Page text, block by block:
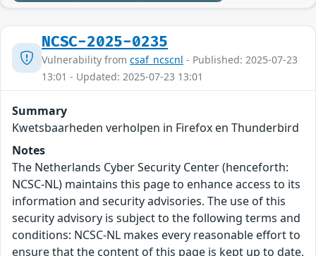
NCSC-2025-0235
Vulnerability from csaf_ncscnl - Published: 2025-07-23
13:01 - Updated: 2025-07-23 13:01
Summary
Kwetsbaarheden verholpen in Firefox en Thunderbird
Notes
The Netherlands Cyber Security Center (henceforth:
NCSC-NL) maintains this page to enhance access to its
information and security advisories. The use of this
security advisory is subject to the following terms and
conditions: NCSC-NL makes every reasonable effort to
ensure that the content of this page is kept up to date,